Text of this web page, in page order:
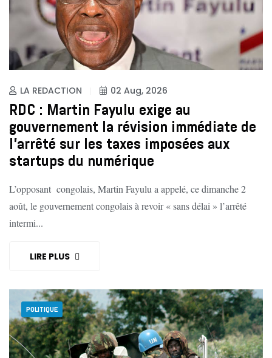
LA REDACTION 02 Aug, 2026
RDC : Martin Fayulu exige au
gouvernement la révision immédiate de
l’arrêté sur les taxes imposées aux
startups du numérique
L’opposant congolais, Martin Fayulu a appelé, ce dimanche 2
août, le gouvernement congolais à revoir « sans délai » l’arrêté
intermi...
LIRE PLUS
POLITIQUE